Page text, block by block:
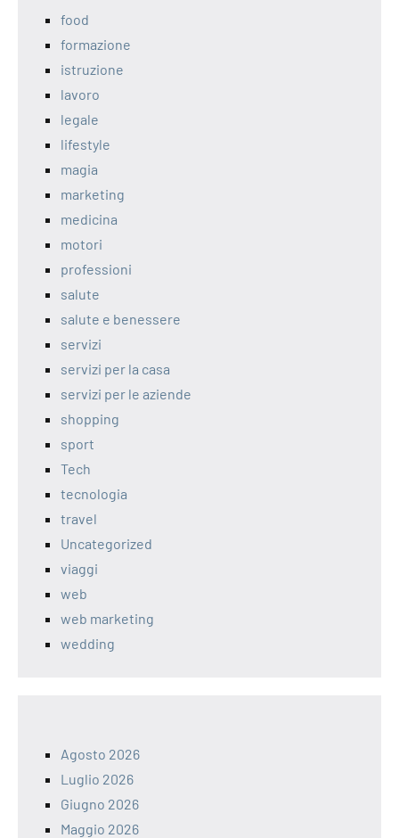
food
formazione
istruzione
lavoro
legale
lifestyle
magia
marketing
medicina
motori
professioni
salute
salute e benessere
servizi
servizi per la casa
servizi per le aziende
shopping
sport
Tech
tecnologia
travel
Uncategorized
viaggi
web
web marketing
wedding
Agosto 2026
Luglio 2026
Giugno 2026
Maggio 2026